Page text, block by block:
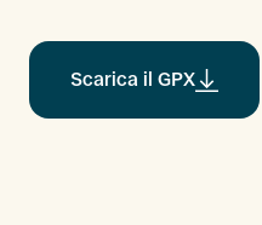
Scarica il GPX